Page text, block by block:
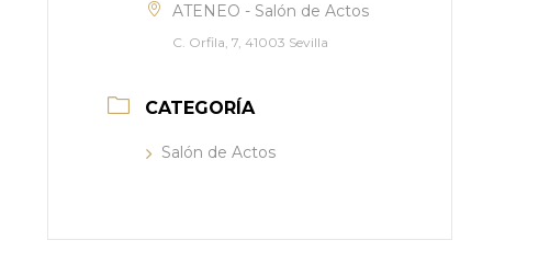
ATENEO - Salón de Actos
C. Orfila, 7, 41003 Sevilla
CATEGORÍA
Salón de Actos